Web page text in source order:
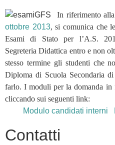
In riferimento
ottobre 2013, si comunica che
Esami di Stato per l’A.S.
Segreteria Didattica entro e non
stesso termine gli studenti che
Diploma di Scuola Secondaria
farlo. I moduli per la domanda in
cliccando sui seguenti link:
Modulo candidati interni
Contatti